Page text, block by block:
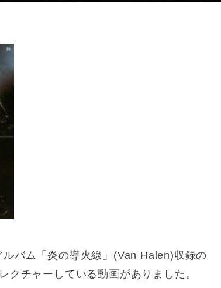
バム「炎の導火線」(Van Halen)収録の
クチャーしている動画がありました。